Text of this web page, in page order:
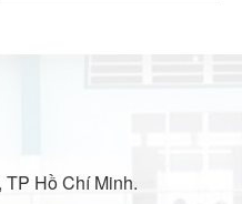
Hồ Chí Minh.